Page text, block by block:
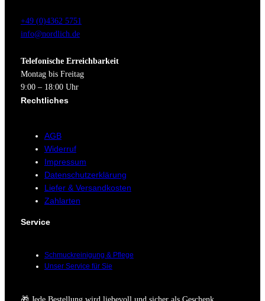
+49 (0)4362 5751
info@nordlich.de
Telefonische Erreichbarkeit
Montag bis Freitag
9:00 – 18:00 Uhr
Rechtliches
AGB
Widerruf
Impressum
Datenschutzerklärung
Liefer & Versandkosten
Zahlarten
Service
Schmuckreinigung & Pflege
Unser Service für Sie